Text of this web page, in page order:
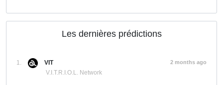
Les dernières prédictions
1.
VIT
V.I.T.R.I.O.L. Network
2 months ago